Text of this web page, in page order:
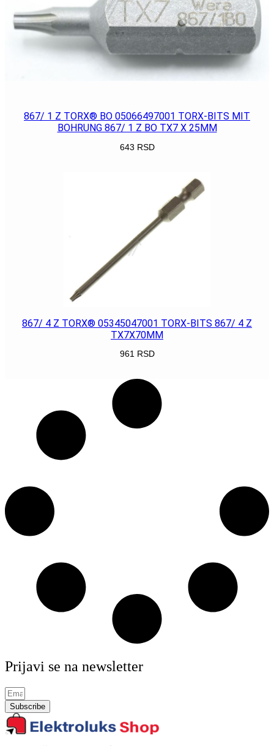
867/ 1 Z TORX® BO 05066497001 TORX-BITS MIT
BOHRUNG 867/ 1 Z BO TX7 X 25MM
643 RSD
867/ 4 Z TORX® 05345047001 TORX-BITS 867/ 4 Z
TX7X70MM
961 RSD
Prijavi se na newsletter
Subscribe